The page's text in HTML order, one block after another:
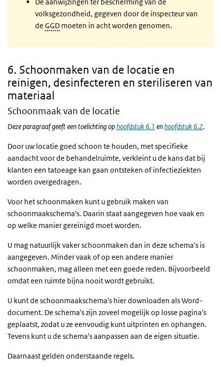
volksgezondheid, gegeven door de inspecteur van
de GGD moeten in acht worden genomen.
6. Schoonmaken van de locatie en
reinigen, desinfecteren en steriliseren van
materiaal
Schoonmaak van de locatie
Deze paragraaf geeft een toelichting ophoofdstuk 6.1 enhoofdstuk 6.2.
Door uw locatie goed schoon te houden, met specifieke
aandacht voor de behandelruimte, verkleint u de kans dat bij
klanten een tatoeage kan gaan ontsteken of infectieziekten
worden overgedragen.
Voor het schoonmaken kunt u gebruik maken van
schoonmaakschema's. Daarin staat aangegeven hoe vaak en
op welke manier gereinigd moet worden.
U mag natuurlijk vaker schoonmaken dan in deze schema's is
aangegeven. Minder vaak of op een andere manier
schoonmaken, mag alleen met een goede reden. Bijvoorbeeld
omdat een ruimte bijna nooit wordt gebruikt.
U kunt de schoonmaakschema's hier downloaden als Word-
document. De schema's zijn zoveel mogelijk op losse pagina's
geplaatst, zodat u ze eenvoudig kunt uitprinten en ophangen.
Tevens kunt u de schema's aanpassen aan de eigen situatie.
Daarnaast gelden onderstaande regels.